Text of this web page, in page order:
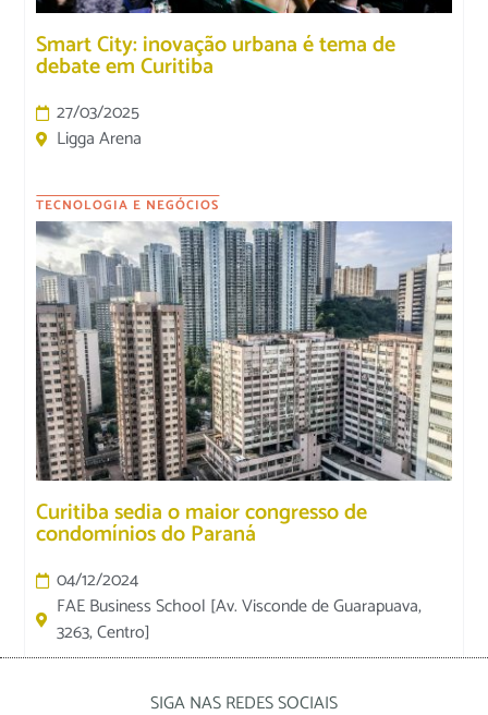
Smart City: inovação urbana é tema de
debate em Curitiba
27/03/2025
Ligga Arena
TECNOLOGIA E NEGÓCIOS
Curitiba sedia o maior congresso de
condomínios do Paraná
04/12/2024
FAE Business School [Av. Visconde de Guarapuava,
3263, Centro]
SIGA NAS REDES SOCIAIS